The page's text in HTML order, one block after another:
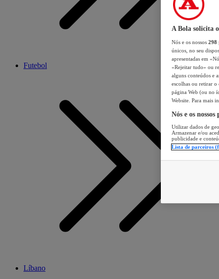
Futebol
Líbano
A Bola solicita
Nós e os nossos 298
únicos, no seu
apresentadas em
«Rejeitar tudo» ou
alguns conteúdos e
escolhas ou retirar
página Web (ou no
Website. Para mais
Nós e os
Utilizar dados de
Armazenar e/ou
publicidade e
Lista de parceiros